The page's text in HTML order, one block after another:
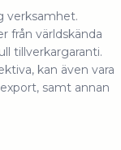
verksamhet.
från världskända
tillverkargaranti.
kan även vara
samt annan